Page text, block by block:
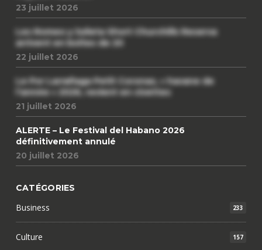
23 juillet 2026
Les Romeo y Julieta Short Churchills Reserva
arrivent en boîtes de 20
22 juillet 2026
Le Por Larrañaga Petit Coronas, « havane de
l’année » 2026, revient en civettes
21 juillet 2026
ALERTE – Le Festival del Habano 2026
définitivement annulé
20 juillet 2026
CATÉGORIES
Business 233
Culture 157